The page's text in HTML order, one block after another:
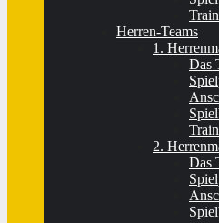
Herren-Teams
1.
Das
2.
Das